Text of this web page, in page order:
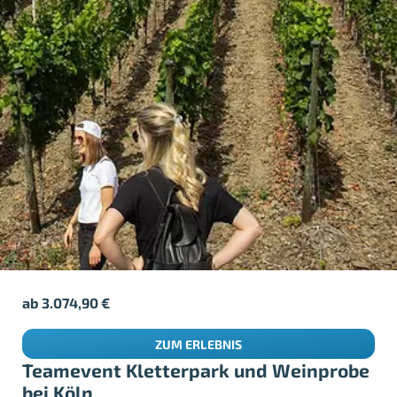
Teamevent Kletterpark und Weinprobe
bei Köln
ab3.074,90€
ZUM ERLEBNIS